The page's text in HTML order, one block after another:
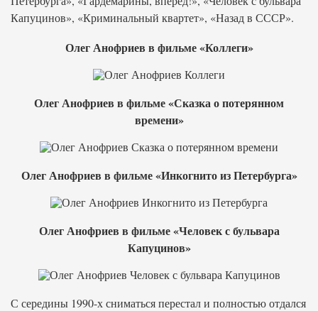
Капуцинов», «Криминальный квартет», «Назад в СССР».
Олег Анофриев в фильме «Коллеги»
Олег Анофриев в фильме «Сказка о потерянном
времени»
Олег Анофриев в фильме «Инкогнито из Петербурга»
Олег Анофриев в фильме «Человек с бульвара
Капуцинов»
С середины 1990-х сниматься перестал и полностью отдался